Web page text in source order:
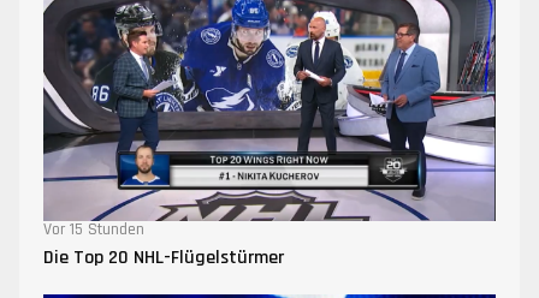
Vor 15 Stunden
Die Top 20 NHL-Flügelstürmer